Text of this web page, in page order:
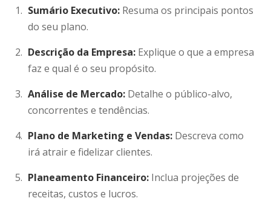
Sumário Executivo: Resuma os principais pontos
do seu plano.
Descrição da Empresa: Explique o que a empresa
faz e qual é o seu propósito.
Análise de Mercado: Detalhe o público-alvo,
concorrentes e tendências.
Plano de Marketing e Vendas: Descreva como
irá atrair e fidelizar clientes.
Planeamento Financeiro: Inclua projeções de
receitas, custos e lucros.